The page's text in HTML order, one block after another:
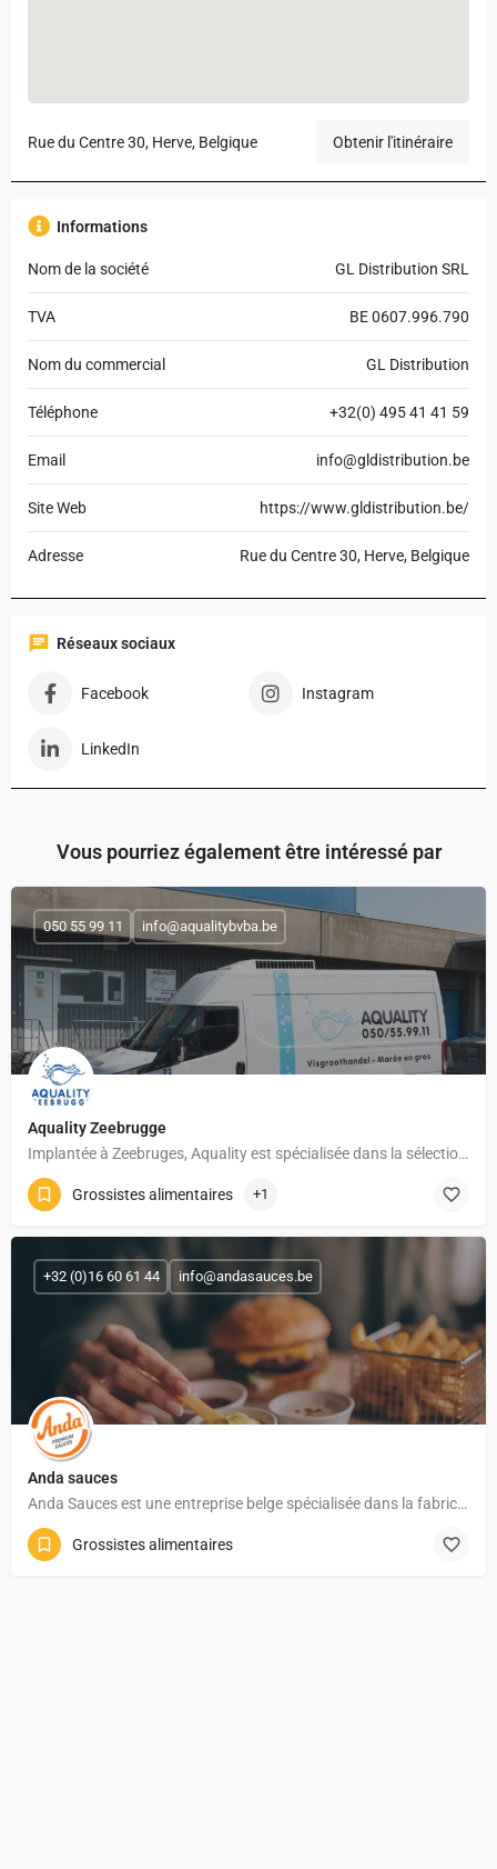
Rue du Centre 30, Herve, Belgique Obtenir l'itinéraire
Informations
Nom de la société GL Distribution SRL
TVA BE 0607.996.790
Nom du commercial GL Distribution
Téléphone +32(0) 495 41 41 59
Email info@gldistribution.be
Site Web https://www.gldistribution.be/
Adresse Rue du Centre 30, Herve, Belgique
Réseaux sociaux
Facebook Instagram
LinkedIn
Vous pourriez également être intéressé par
Aquality Zeebrugge
Implantée à Zeebruges, Aquality est spécialisée dans la sélection et la distribution de produits de la mer…
050 55 99 11 info@aqualitybvba.be
Grossistes alimentaires +1
Anda sauces
Anda Sauces est une entreprise belge spécialisée dans la fabrication de sauces froides et condiments de…
+32 (0)16 60 61 44 info@andasauces.be
Grossistes alimentaires